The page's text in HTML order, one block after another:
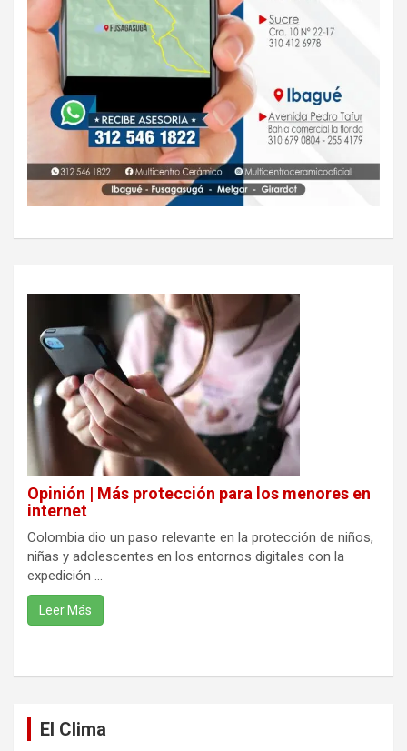
Opinión | Más protección para los menores en
internet
Colombia dio un paso relevante en la protección de niños,
niñas y adolescentes en los entornos digitales con la
expedición ...
Leer Más
El Clima